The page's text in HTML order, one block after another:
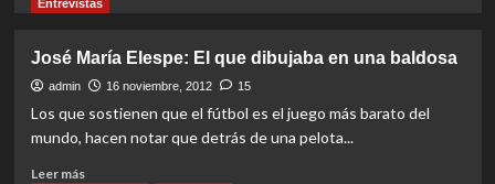
32
equipos
que
buscan
Honor
Entrevistas
José María Elespe: El que dibujaba en una baldosa
admin 16 noviembre, 2012 15
Los que sostienen que el fútbol es el juego más barato del
mundo, hacen notar que detrás de una pelota...
Leer másRead